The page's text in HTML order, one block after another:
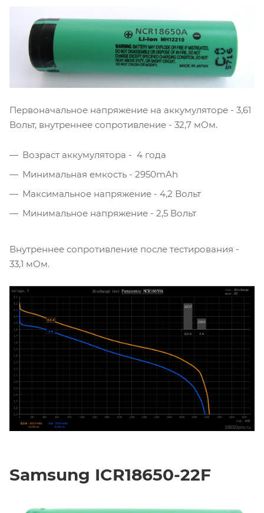
Первоначальное напряжение на аккумуляторе - 3,61
Вольт, внутреннее сопротивление - 32,7 мОм.
Возраст аккумулятора - 4 года
Минимальная емкость - 2950mAh
Максимальное напряжение - 4,2 Вольт
Минимальное напряжение - 2,5 Вольт
Внутреннее сопротивление после тестирования -
33,1 мОм.
Samsung ICR18650-22F